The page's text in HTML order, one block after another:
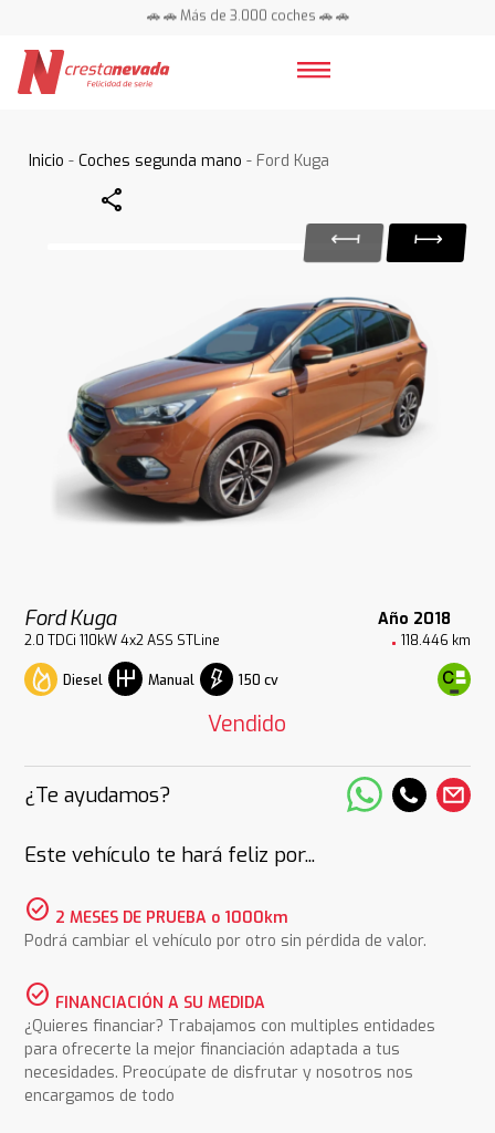
🚗 🚗 Más de 3.000 coches 🚗 🚗
Inicio -Coches segunda mano - Ford Kuga
Share
Ford Kuga Año 2018
2.0 TDCi 110kW 4x2 ASS STLine 118.446 km
Diesel Manual 150 cv
Vendido
¿Te ayudamos?
Este vehículo te hará feliz por...
check_circle 2 MESES DE PRUEBA o 1000km
Podrá cambiar el vehículo por otro sin pérdida de valor.
check_circle FINANCIACIÓN A SU MEDIDA
¿Quieres financiar? Trabajamos con multiples entidades
para ofrecerte la mejor financiación adaptada a tus
necesidades. Preocúpate de disfrutar y nosotros nos
encargamos de todo